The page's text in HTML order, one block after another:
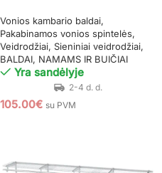
Vonios kambario baldai
Pakabinamos vonios spintelės
Veidrodžiai Sieniniai veidrodžiai
BALDAI NAMAMS IR BUIČIAI
Yra sandėlyje
105.00€ su PVM